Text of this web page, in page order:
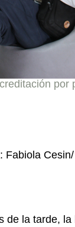
Fabiola
de la tarde,